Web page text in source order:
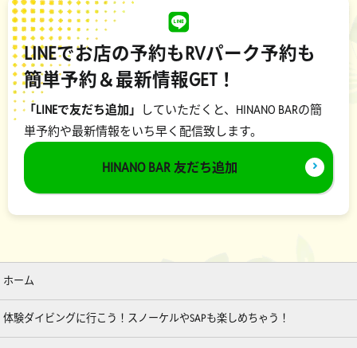
LINEでお店の予約もRVパーク予約も
簡単予約＆最新情報GET！
「LINEで友だち追加」
していただくと、HINANO BARの簡
単予約や最新情報をいち早く配信致します。
HINANO BAR 友だち追加
ホーム
体験ダイビングに行こう！スノーケルやSAPも楽しめちゃう！